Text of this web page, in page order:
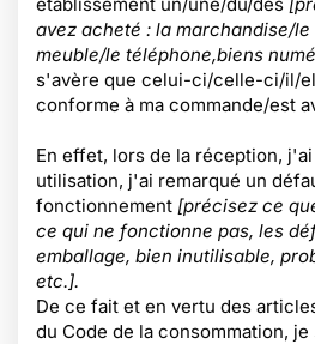
avez acheté : la marchandise/
meuble/le téléphone,biens
s'avère que celui-ci/celle-ci/il/
conforme à ma commande/est
En effet, lors de la réception,
utilisation, j'ai remarqué un
fonctionnement [précisez ce
ce qui ne fonctionne pas, les
emballage, bien inutilisable,
etc.].
De ce fait et en vertu des
du Code de la consommation,